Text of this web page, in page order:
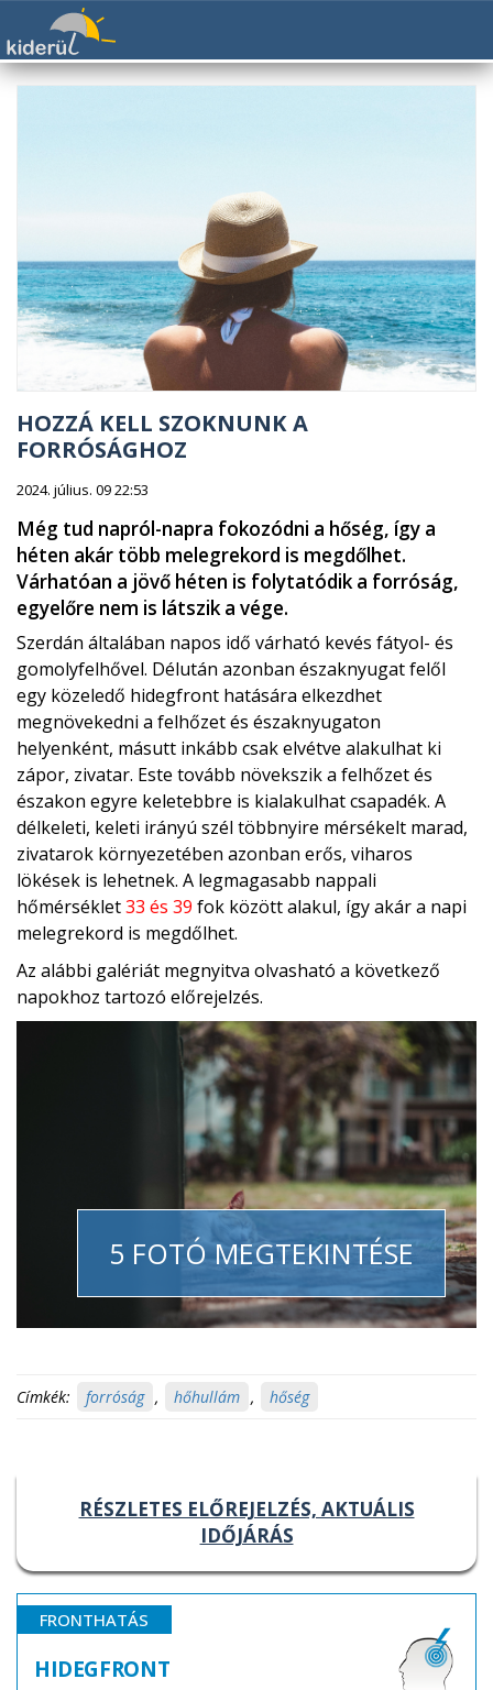
HOZZÁ KELL SZOKNUNK A
FORRÓSÁGHOZ
2024. július. 09 22:53
Még tud napról-napra fokozódni a hőség, így a
héten akár több melegrekord is megdőlhet.
Várhatóan a jövő héten is folytatódik a forróság,
egyelőre nem is látszik a vége.
Szerdán általában napos idő várható kevés fátyol- és
gomolyfelhővel. Délután azonban északnyugat felől
egy közeledő hidegfront hatására elkezdhet
megnövekedni a felhőzet és északnyugaton
helyenként, másutt inkább csak elvétve alakulhat ki
zápor, zivatar. Este tovább növekszik a felhőzet és
északon egyre keletebbre is kialakulhat csapadék. A
délkeleti, keleti irányú szél többnyire mérsékelt marad,
zivatarok környezetében azonban erős, viharos
lökések is lehetnek. A legmagasabb nappali
hőmérséklet33 és 39 fok között alakul, így akár a napi
melegrekord is megdőlhet.
Az alábbi galériát megnyitva olvasható a következő
napokhoz tartozó előrejelzés.
5 FOTÓ MEGTEKINTÉSE
Címkék: forróság , hőhullám , hőség
RÉSZLETES ELŐREJELZÉS, AKTUÁLIS
IDŐJÁRÁS
FRONTHATÁS
HIDEGFRONT